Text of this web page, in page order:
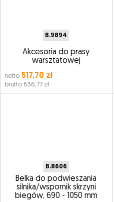
B.9894
Akcesoria do prasy
warsztatowej
netto 517,70 zł
brutto 636,77 zł
B.8606
Belka do podwieszania
silnika/wspornik skrzyni
biegów, 690 - 1050 mm